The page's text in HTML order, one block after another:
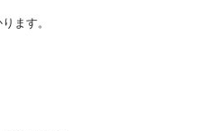
ます。